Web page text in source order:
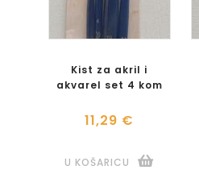
Kist za akril i
akvarel set 4 kom
11,29 €
U KOŠARICU